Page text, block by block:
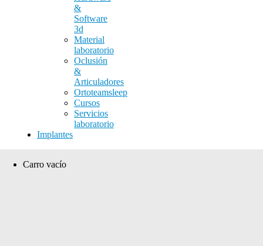
&
Software
3d
Material
laboratorio
Oclusión
&
Articuladores
Ortoteamsleep
Cursos
Servicios
laboratorio
Implantes
Carro vacío